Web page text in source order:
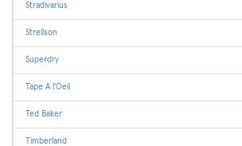
Stradivarius
Strellson
Superdry
Tape A l'Oeil
Ted Baker
Timberland